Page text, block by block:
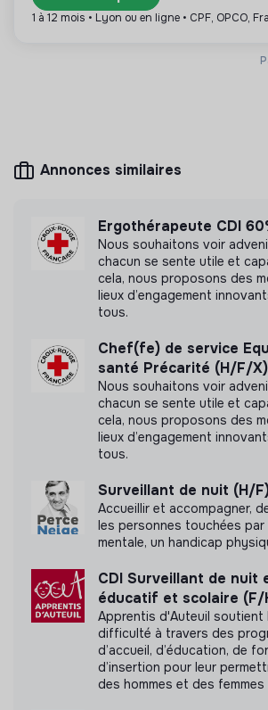
Mesure d'impact
Simon de Cyrène n'a pas encore
mesure d'impact
Labels et certifications
Cette structure n'a pas souhaité
communiquer les labels ou
pu obtenir.
Pratiques et politiques
Avantages sociaux
Partage de la valeur
Diversité et inclusion
1 à 12 mois • Lyon ou en ligne • CPF, OPCO,
Annonces similaires
Ergothérapeute CDI
Nous souhaitons voir
chacun se sente utile et
cela, nous proposons des
lieux d’engagement
tous.
Chef(fe) de service
santé Précarité (H/F/X)
Nous souhaitons voir
chacun se sente utile et
cela, nous proposons des
lieux d’engagement
tous.
Surveillant de nuit (H/
Accueillir et accompagner,
les personnes touchées par
mentale, un handicap
CDI Surveillant de nuit
éducatif et scolaire (F/
Apprentis d'Auteuil soutient
difficulté à travers des
d’accueil, d’éducation, de
d’insertion pour leur
des hommes et des